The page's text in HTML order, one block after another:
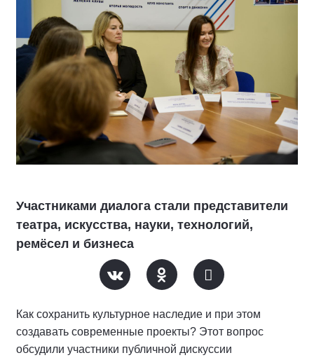
Участниками диалога стали представители
театра, искусства, науки, технологий,
ремёсел и бизнеса
Как сохранить культурное наследие и при этом
создавать современные проекты? Этот вопрос
обсудили участники публичной дискуссии